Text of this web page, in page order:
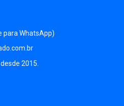
para WhatsApp)
2015.